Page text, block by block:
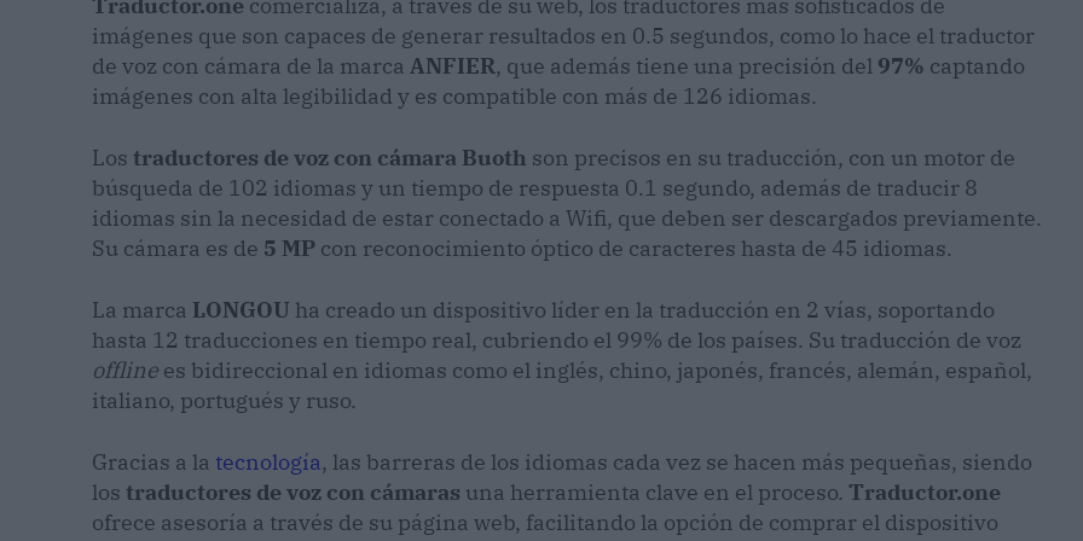
Traductor.one comercializa, a través de su web, los traductores más sofisticados de
imágenes que son capaces de generar resultados en 0.5 segundos, como lo hace el traductor
de voz con cámara de la marca ANFIER, que además tiene una precisión del 97% captando
imágenes con alta legibilidad y es compatible con más de 126 idiomas.
Los traductores de voz con cámara Buoth son precisos en su traducción, con un motor de
búsqueda de 102 idiomas y un tiempo de respuesta 0.1 segundo, además de traducir 8
idiomas sin la necesidad de estar conectado a Wifi, que deben ser descargados previamente.
Su cámara es de 5 MP con reconocimiento óptico de caracteres hasta de 45 idiomas.
La marca LONGOU ha creado un dispositivo líder en la traducción en 2 vías, soportando
hasta 12 traducciones en tiempo real, cubriendo el 99% de los países. Su traducción de voz
offline es bidireccional en idiomas como el inglés, chino, japonés, francés, alemán, español,
italiano, portugués y ruso.
Gracias a la tecnología, las barreras de los idiomas cada vez se hacen más pequeñas, siendo
los traductores de voz con cámaras una herramienta clave en el proceso. Traductor.one
ofrece asesoría a través de su página web, facilitando la opción de comprar el dispositivo